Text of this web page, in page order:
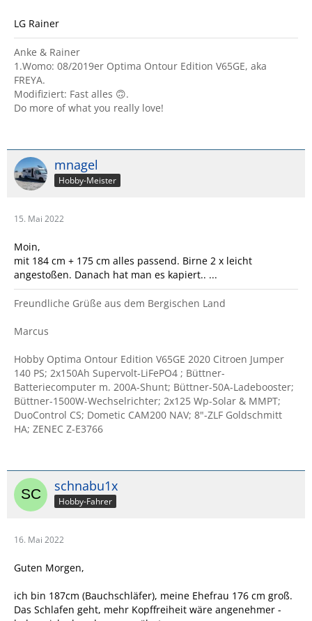
LG Rainer
Anke & Rainer
1.Womo: 08/2019er Optima Ontour Edition V65GE, aka
FREYA.
Modifiziert: Fast alles 🙃.
Do more of what you really love!
mnagel
Hobby-Meister
15. Mai 2022
Moin,
mit 184 cm + 175 cm alles passend. Birne 2 x leicht
angestoßen. Danach hat man es kapiert.. ...
Freundliche Grüße aus dem Bergischen Land
Marcus
Hobby Optima Ontour Edition V65GE 2020 Citroen Jumper
140 PS; 2x150Ah Supervolt-LiFePO4 ; Büttner-
Batteriecomputer m. 200A-Shunt; Büttner-50A-Ladebooster;
Büttner-1500W-Wechselrichter; 2x125 Wp-Solar & MMPT;
DuoControl CS; Dometic CAM200 NAV; 8"-ZLF Goldschmitt
HA; ZENEC Z-E3766
schnabu1x
Hobby-Fahrer
16. Mai 2022
Guten Morgen,
ich bin 187cm (Bauchschläfer), meine Ehefrau 176 cm groß.
Das Schlafen geht, mehr Kopffreiheit wäre angenehmer -